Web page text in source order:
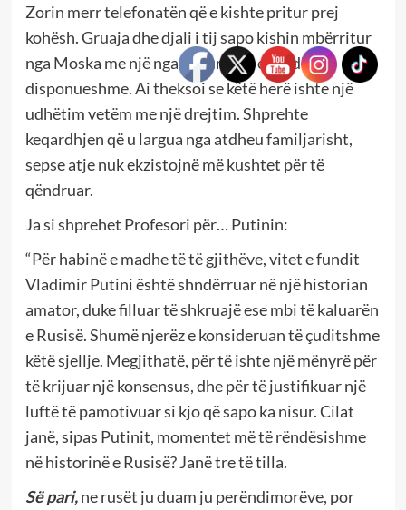
Zorin merr telefonatën që e kishte pritur prej
kohësh. Gruaja dhe djali i tij sapo kishin mbërritur
nga Moska me një nga fluturimet e fundit të
disponueshme. Ai theksoi se këtë herë ishte një
udhëtim vetëm me një drejtim. Shprehte
keqardhjen që u largua nga atdheu familjarisht,
sepse atje nuk ekzistojnë më kushtet për të
qëndruar.
Ja si shprehet Profesori për… Putinin:
“Për habinë e madhe të të gjithëve, vitet e fundit
Vladimir Putini është shndërruar në një historian
amator, duke filluar të shkruajë ese mbi të kaluarën
e Rusisë. Shumë njerëz e konsideruan të çuditshme
këtë sjellje. Megjithatë, për të ishte një mënyrë për
të krijuar një konsensus, dhe për të justifikuar një
luftë të pamotivuar si kjo që sapo ka nisur. Cilat
janë, sipas Putinit, momentet më të rëndësishme
në historinë e Rusisë? Janë tre të tilla.
Së pari,ne rusët ju duam ju perëndimorëve, por